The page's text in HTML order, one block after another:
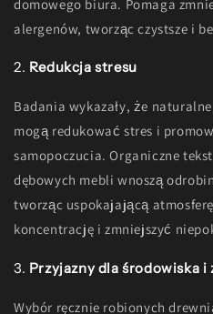
domowego biura. Pomaga
alergenów, tworząc czystsze i
2. Redukcja stresu
Badania wykazały, że
mogą redukować stres i
samopoczucia. Organiczne
dębowych mebli wnoszą
tworząc uspokajającą
koncentrację i zmniejszyć
3. Przyjazny dla środowiska i
Wybór ręcznie robionych